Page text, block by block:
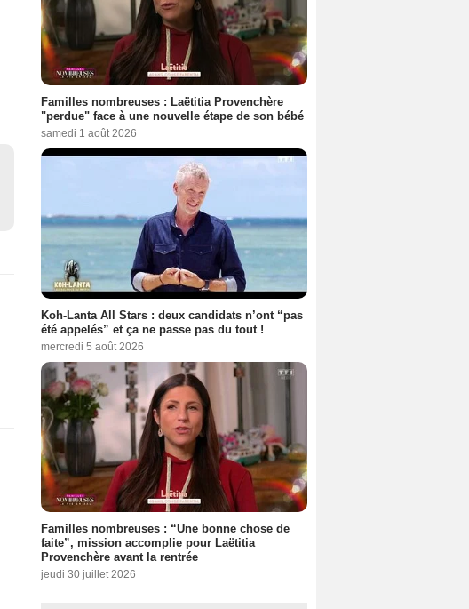
Familles nombreuses : Laëtitia Provenchère
"perdue" face à une nouvelle étape de son bébé
samedi 1 août 2026
Koh-Lanta All Stars : deux candidats n’ont “pas
été appelés” et ça ne passe pas du tout !
mercredi 5 août 2026
Familles nombreuses : “Une bonne chose de
faite”, mission accomplie pour Laëtitia
Provenchère avant la rentrée
jeudi 30 juillet 2026